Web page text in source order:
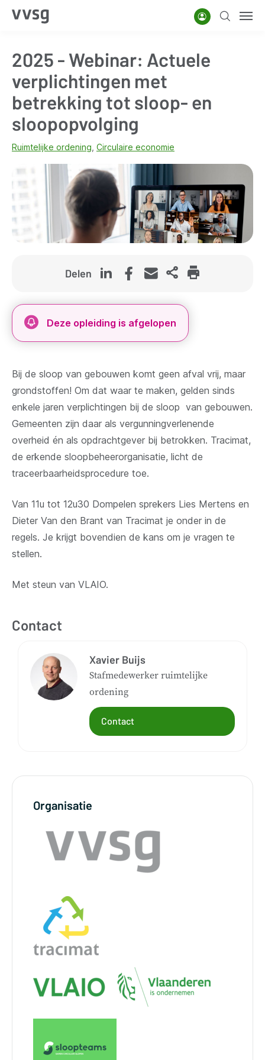
Overslaan
gaan
AccountZoeken
2025 - Webinar: Actuele
verplichtingen met
betrekking tot sloop- en
sloopopvolging
Ruimtelijke ordening Circulaire economie
Delen
Deze opleiding is afgelopen
Bij de sloop van gebouwen komt geen afval vrij, maar
grondstoffen! Om dat waar te maken, gelden sinds
enkele jaren verplichtingen bij de sloop van gebouwen.
Gemeenten zijn daar als vergunningverlenende
overheid én als opdrachtgever bij betrokken. Tracimat,
de erkende sloopbeheerorganisatie, licht de
traceerbaarheidsprocedure toe.
Van 11u tot 12u30 Dompelen sprekers Lies Mertens en
Dieter Van den Brant van Tracimat je onder in de
regels. Je krijgt bovendien de kans om je vragen te
stellen.
Met steun van VLAIO.
Contact
Xavier Buijs
Stafmedewerker ruimtelijke
ordening
Contact
Organisatie